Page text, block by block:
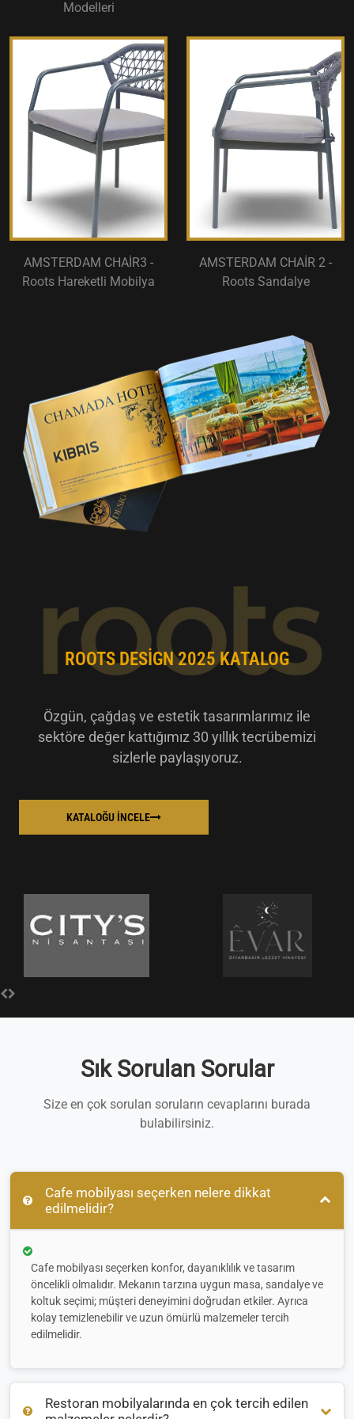
Modelleri
AMSTERDAM CHAİR3 -
Roots Hareketli Mobilya
AMSTERDAM CHAİR 2 -
Roots Sandalye
ROOTS DESIGN 2025 KATALOG
Özgün, çağdaş ve estetik tasarımlarımız ile
sektöre değer kattığımız 30 yıllık tecrübemizi
sizlerle paylaşıyoruz.
KATALOĞU İNCELE
Sık Sorulan Sorular
Size en çok sorulan soruların cevaplarını burada
bulabilirsiniz.
Cafe mobilyası seçerken nelere dikkat
edilmelidir?
Cafe mobilyası seçerken konfor, dayanıklılık ve tasarım
öncelikli olmalıdır. Mekanın tarzına uygun masa, sandalye ve
koltuk seçimi; müşteri deneyimini doğrudan etkiler. Ayrıca
kolay temizlenebilir ve uzun ömürlü malzemeler tercih
edilmelidir.
Restoran mobilyalarında en çok tercih edilen